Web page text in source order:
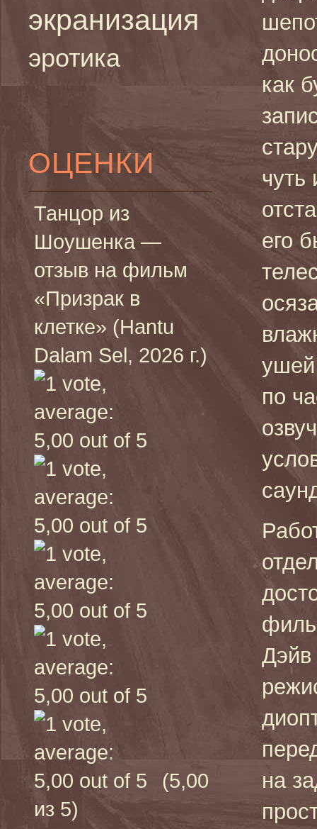
экранизация
эротика
ОЦЕНКИ
Танцор из
Шоушенка —
отзыв на фильм
«Призрак в
клетке» (Hantu
Dalam Sel, 2026 г.)
(5,00
из 5)
как
чуть
его
по
Дэйв
на